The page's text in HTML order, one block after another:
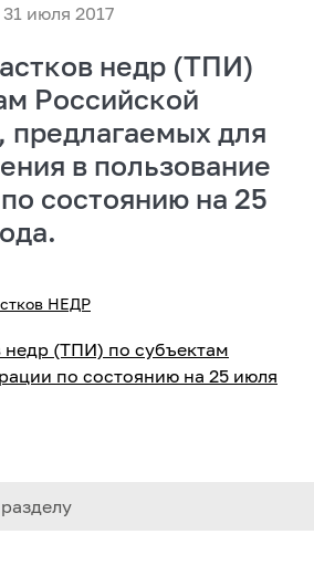
июля 2017
недр (ТПИ)
Российской
для
в пользование
состоянию на 25
НЕДР
недр (ТПИ) по субъектам
по состоянию на 25 июля